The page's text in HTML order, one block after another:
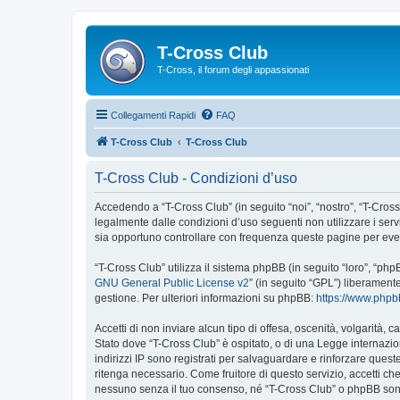
T-Cross Club
T-Cross, il forum degli appassionati
Collegamenti Rapidi FAQ
T-Cross Club T-Cross Club
T-Cross Club - Condizioni d’uso
Accedendo a “T-Cross Club” (in seguito “noi”, “nostro”, “T-
legalmente dalle condizioni d’uso seguenti non utilizzare i
sia opportuno controllare con frequenza queste pagine per
“T-Cross Club” utilizza il sistema phpBB (in seguito “loro”,
GNU General Public License v2” (in seguito “GPL”)
gestione. Per ulteriori informazioni su phpBB: https://
Accetti di non inviare alcun tipo di offesa, oscenità, volgarità,
Stato dove “T-Cross Club” è ospitato, o di una Legge
indirizzi IP sono registrati per salvaguardare e rinforzare
ritenga necessario. Come fruitore di questo servizio, accetti
nessuno senza il tuo consenso, né “T-Cross Club” o phpBB